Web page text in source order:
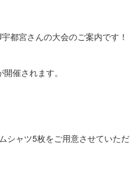
都宮さんの大会のご案内です！
催されます。
シャツ5枚をご用意させていただ